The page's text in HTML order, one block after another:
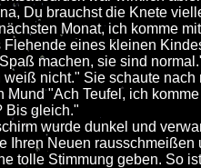
Du brauchst die Knete
Monat, ich komme
Flehende eines kleinen
machen, sie sind
weiß nicht." Sie schaute
Mund "Ach Teufel, ich
Bis gleich."
wurde dunkel und
Ihren Neuen
tolle Stimmung geben. So